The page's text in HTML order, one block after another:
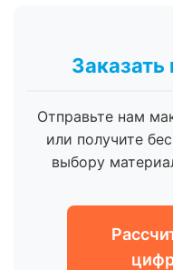
Заказать
Отправьте нам
или получите
выбору